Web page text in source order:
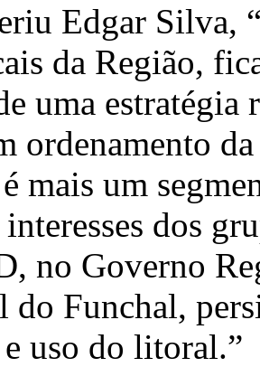
Edgar Silva,
da Região,
uma
ordenamento
mais um
dos
no Governo
Funchal,
uso do litoral.”